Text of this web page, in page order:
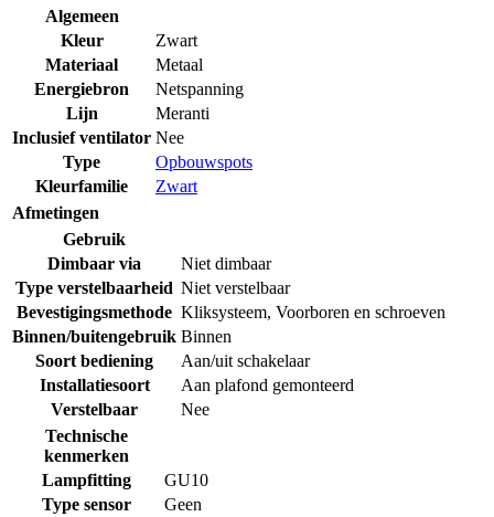
Algemeen
Kleur
Zwart
Materiaal
Metaal
Energiebron
Netspanning
Lijn
Meranti
Inclusief ventilator Nee
Type
Opbouwspots
Kleurfamilie
Zwart
Afmetingen
Gebruik
Dimbaar via
Niet dimbaar
Type verstelbaarheid Niet verstelbaar
Bevestigingsmethode Kliksysteem, Voorboren en schroeven
Binnen/buitengebruik Binnen
Soort bediening
Aan/uit schakelaar
Installatiesoort
Aan plafond gemonteerd
Verstelbaar
Nee
Technische
kenmerken
Lampfitting
GU10
Type sensor
Geen